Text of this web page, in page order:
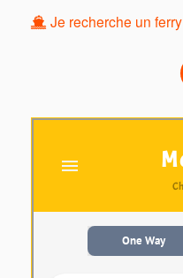
Je recherche un ferry